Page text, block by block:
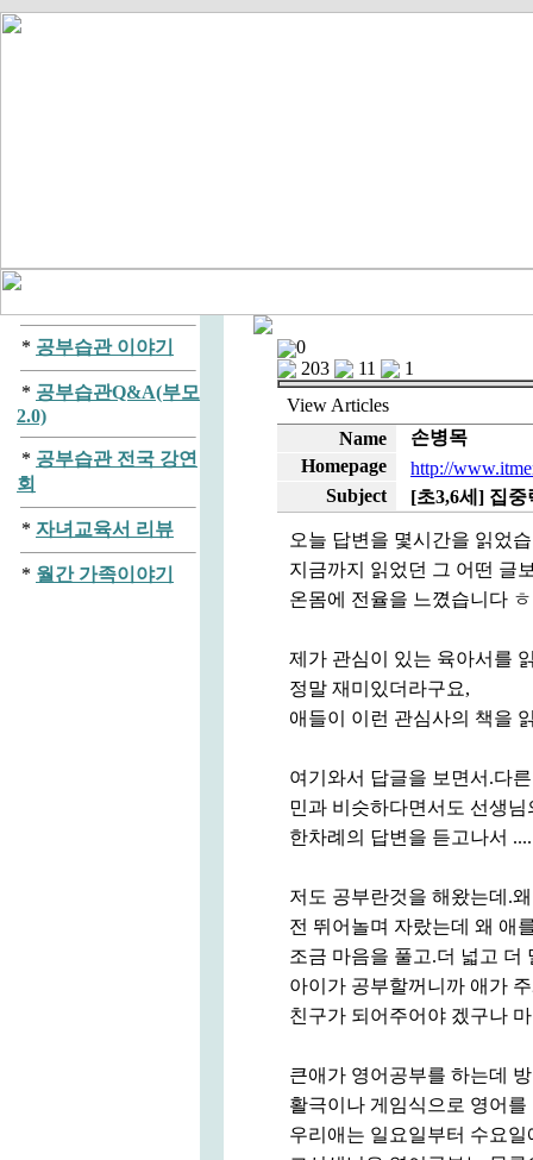
* 공부습관 이야기
* 공부습관Q&A(부모
2.0)
* 공부습관 전국 강연
회
* 자녀교육서 리뷰
* 월간 가족이야기
0
203
11
1
View Articles
Name
손병목
Homepage
http://
Subject
[초3,6세] 집
오늘 답변을 몇시간을 읽었
지금까지 읽었던 그 어떤 글
온몸에 전율을 느꼈습니다
제가 관심이 있는 육아서를
정말 재미있더라구요,
애들이 이런 관심사의 책을
여기와서 답글을 보면서.다
민과 비슷하다면서도 선생
한차례의 답변을 듣고나서
저도 공부란것을 해왔는데.
전 뛰어놀며 자랐는데 왜 애
조금 마음을 풀고.더 넓고 더
아이가 공부할꺼니까 애가
친구가 되어주어야 겠구나
큰애가 영어공부를 하는데
활극이나 게임식으로 영어를
우리애는 일요일부터 수요